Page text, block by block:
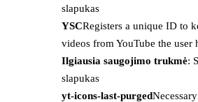
slapukas
YSCRegisters a unique ID to
videos from YouTube the user
Ilgiausia saugojimo trukmė:
slapukas
yt-icons-last-purged